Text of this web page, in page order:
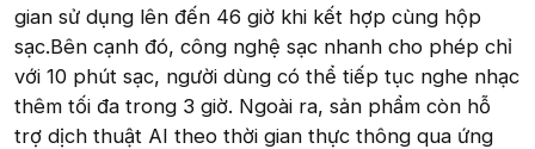
gian sử dụng lên đến 46 giờ khi kết hợp cùng hộp
sạc.Bên cạnh đó, công nghệ sạc nhanh cho phép chỉ
với 10 phút sạc, người dùng có thể tiếp tục nghe nhạc
thêm tối đa trong 3 giờ. Ngoài ra, sản phẩm còn hỗ
trợ dịch thuật AI theo thời gian thực thông qua ứng